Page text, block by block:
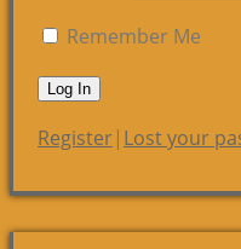
Remember Me
Register| Lost your